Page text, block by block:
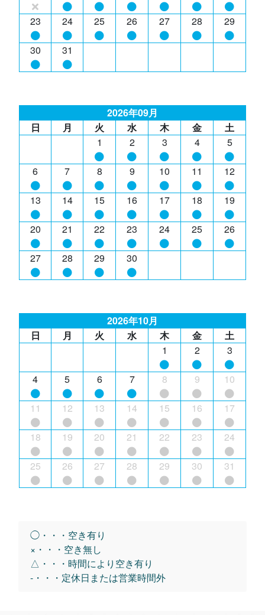
23 24 25 26 27 28 29
30 31
2026年09月
日
月 火 水 木 金
土
1
2 3 4 5
6 7 8 9 10 11 12
13 14 15 16 17 18 19
20 21 22 23 24 25 26
27 28 29 30
2026年10月
日
月 火 水 木 金
土
1
2 3
4 5 6 7 8 9 10
11 12 13 14 15 16 17
18 19 20 21 22 23 24
25 26 27 28 29 30 31
◯・・・空き有り
×・・・空き無し
△・・・時間により空き有り
-・・・定休日または営業時間外